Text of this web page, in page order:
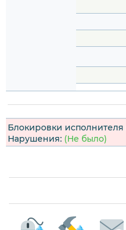
Блокировки исполнителя
Нарушения: (Не было)